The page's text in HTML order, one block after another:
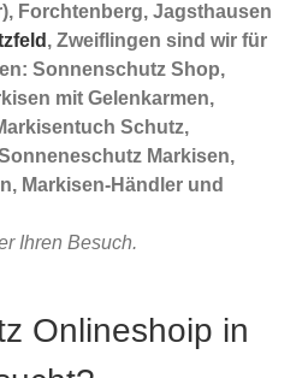
Forchtenberg, Jagsthausen
, Zweiflingen sind wir für
Sonnenschutz Shop,
mit Gelenkarmen,
Schutz,
Markisen,
Markisen-Händler und
Ihren Besuch.
Onlineshoip in